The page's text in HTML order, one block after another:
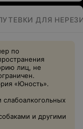
ДЛЯ
по
лиц, не
«Юность».
слабоалкогольных
и другими